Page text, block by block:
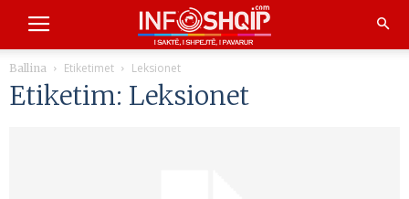
Ballina Etiketimet Leksionet
Etiketim: Leksionet